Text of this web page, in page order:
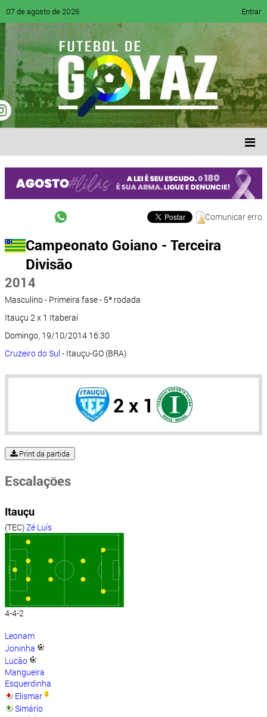
07 de agosto de 2026 Entrar
Comunicar erro
Campeonato Goiano - Terceira
Divisão
2014
Masculino - Primeira fase - 5ª rodada
Itauçu 2 x 1 Itaberaí
Domingo, 19/10/2014 16:30
Cruzeiro do Sul - Itauçu-GO (BRA)
2 x 1
Print da partida
Escalações
Itauçu
(TEC)Zé Luís
4-4-2
Leonam
Joninha
Lucão
Mangueira
Esquerdinha
Elismar
Simário